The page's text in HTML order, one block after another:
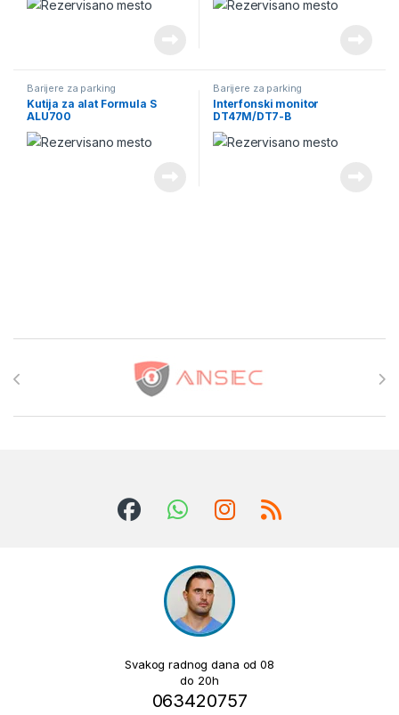
Barijere za parking
Kutija za alat Formula S
ALU700
Barijere za parking
Interfonski monitor
DT47M/DT7-B
Brands Carousel
Svakog radnog dana od 08
do 20h
063420757